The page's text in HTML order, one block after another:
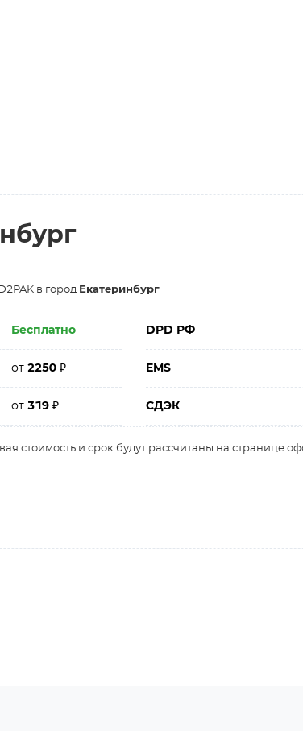
в город Екатеринбург
Бесплатно DPD РФ
от2250₽ EMS
от319₽ СДЭК
стоимость и срок будут рассчитаны на странице